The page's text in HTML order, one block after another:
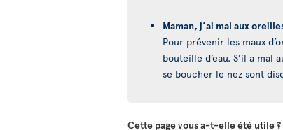
Maman, j’ai mal aux
Pour prévenir les maux
bouteille d’eau. S’il a
se boucher le nez sont
Cette page vous a-t-elle été utile ?